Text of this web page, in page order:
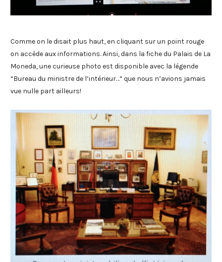
Comme on le disait plus haut, en cliquant sur un point rouge
on accède aux informations. Ainsi, dans la fiche du Palais de La
Moneda, une curieuse photo est disponible avec la légende
“Bureau du ministre de l’intérieur…” que nous n’avions jamais
vue nulle part ailleurs!